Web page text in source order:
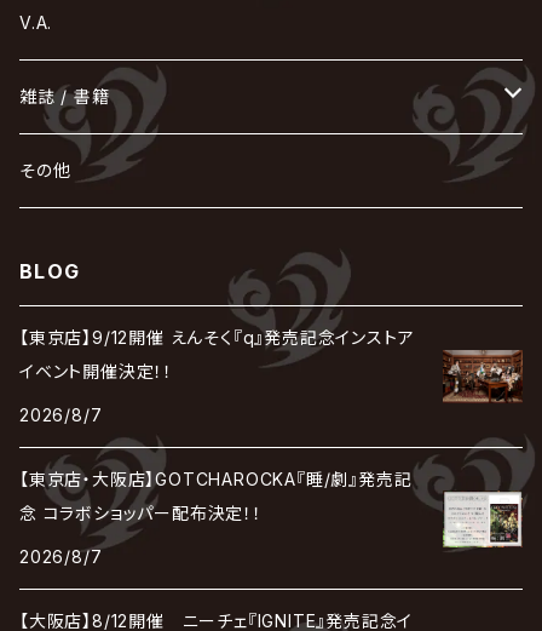
天照
彩冷える -ayabie-
Angelo
アンティック-珈琲店-
KAMIJO
cali≠gari
河村隆一
己龍
黒夢
ジグソウ
シド
JAKIGAN MEISTER
Chanty
Janne Da Arc
sugar
Jupiter
JILUKA
SCAPEGOAT
SPLENDID GOD GIRAFFE
SLAPSLY / CHIYU
逹瑯
DAVID / SUI / 縁
DARRELL
D'ESPAIRSRAY
Develop One's Faculties
DEXCORE
DEZERT
deadman
DEVILOOF
Tourbillon
Dawnman
DOG inthePWO
NEVERLAND
NoGoD
NOCTURNAL BLOODLUST
HAZUKI / 葉月
花見桜こうき
薔薇の宮殿
BAROQUE
ヒッチコック
HIDE-ZOU
Fatüm
FANTASTIC◇CIRCUS
FEST VAINQUEUR
Blu-BiLLioN
BULL ZEICHEN 88
BULL FIELD
BabyKingdom
THE BEETHOVEN
PENICILLIN
The Benjamin
ほ
POIDOL
HOLLOWGRAM
Magistina Saga
マツタケワークス
THE MADNA
MAMA.
まみれた / MAMIRETA
ミスイ
MIMIZUQ
MUCC / ムック
め
メトロノーム
MERRY / メリー
も
THE MORTAL
最上川司
YUKIYA / 藤田幸也
ユナイト
よ
rice
Rides In ReVellion
Raphael
LAB.THE BASEMENT / ラボ ザ ベヰスメント
り
Leetspeak monsters
Ricky
LIBRAVEL / リブラヴェル
Lill
る
Ruiza
LUNA SEA
れ
the Raid.
REIGN
RAZOR
LSN / The LEGENDARY SIX NINE
Rorschach.inc
ロマン急行
わ
wyse
我が為
V.A.
雑誌 / 書籍
hévn
その他
BLOG
【東京店】9/12開催 えんそく『q』発売記念インストア
イベント開催決定！！
2026/8/7
【東京店・大阪店】GOTCHAROCKA『睡/劇』発売記
念 コラボショッパー配布決定！！
2026/8/7
【大阪店】8/12開催 ニーチェ『IGNITE』発売記念イ